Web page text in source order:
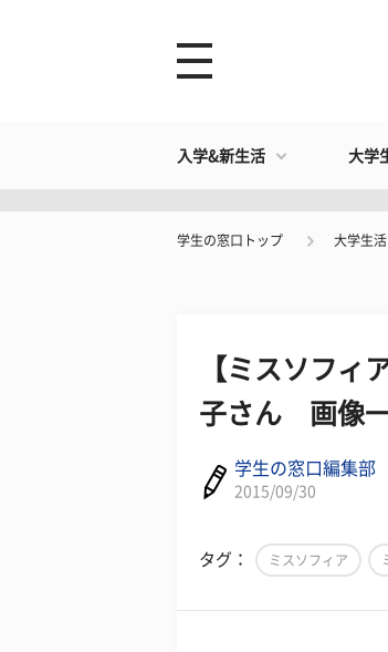
入学&新生活 大学
学生の窓口トップ 大学生活
【ミスソフィ
子さん 画像
学生の窓口編集部
2015/09/30
タグ： ミスソフィア